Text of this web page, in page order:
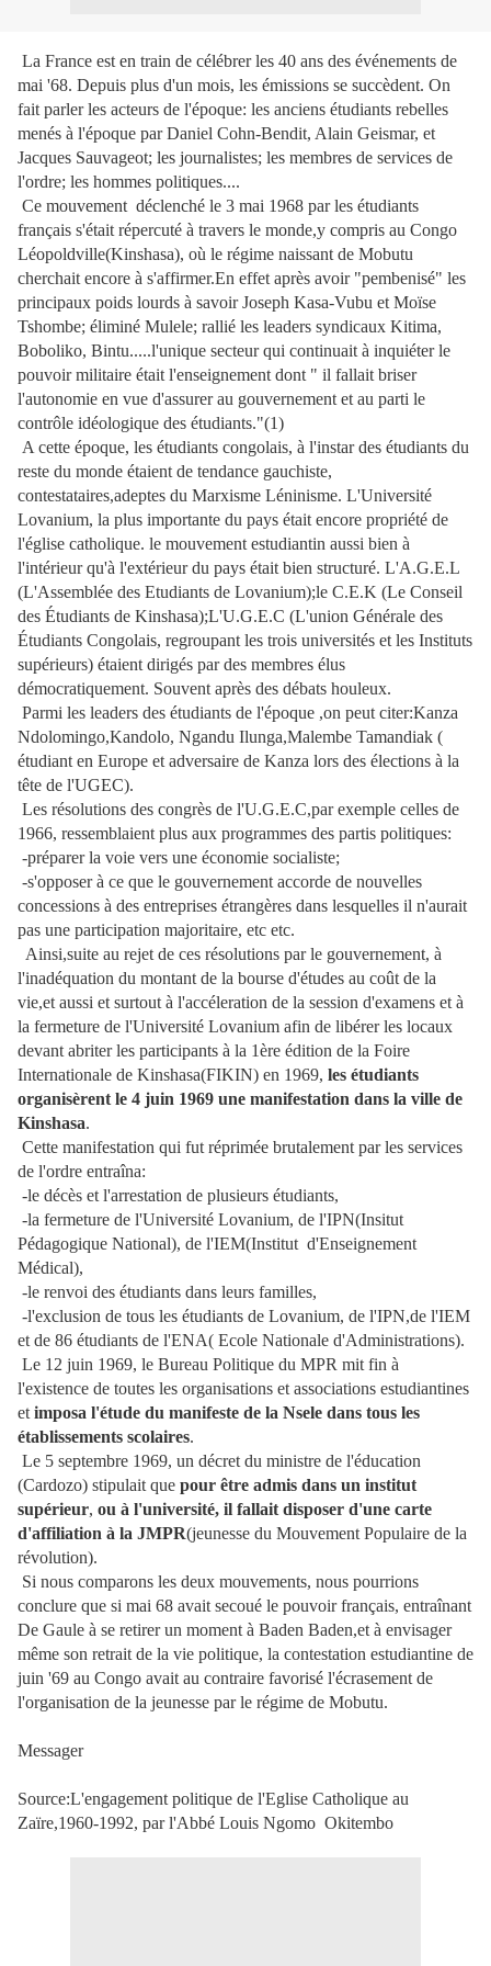
La France est en train de célébrer les 40 ans des événements de
mai '68. Depuis plus d'un mois, les émissions se succèdent. On
fait parler les acteurs de l'époque: les anciens étudiants rebelles
menés à l'époque par Daniel Cohn-Bendit, Alain Geismar, et
Jacques Sauvageot; les journalistes; les membres de services de
l'ordre; les hommes politiques....
Ce mouvement déclenché le 3 mai 1968 par les étudiants
français s'était répercuté à travers le monde,y compris au Congo
Léopoldville(Kinshasa), où le régime naissant de Mobutu
cherchait encore à s'affirmer.En effet après avoir "pembenisé" les
principaux poids lourds à savoir Joseph Kasa-Vubu et Moïse
Tshombe; éliminé Mulele; rallié les leaders syndicaux Kitima,
Boboliko, Bintu.....l'unique secteur qui continuait à inquiéter le
pouvoir militaire était l'enseignement dont " il fallait briser
l'autonomie en vue d'assurer au gouvernement et au parti le
contrôle idéologique des étudiants."(1)
A cette époque, les étudiants congolais, à l'instar des étudiants du
reste du monde étaient de tendance gauchiste,
contestataires,adeptes du Marxisme Léninisme. L'Université
Lovanium, la plus importante du pays était encore propriété de
l'église catholique. le mouvement estudiantin aussi bien à
l'intérieur qu'à l'extérieur du pays était bien structuré. L'A.G.E.L
(L'Assemblée des Etudiants de Lovanium);le C.E.K (Le Conseil
des Étudiants de Kinshasa);L'U.G.E.C (L'union Générale des
Étudiants Congolais, regroupant les trois universités et les Instituts
supérieurs) étaient dirigés par des membres élus
démocratiquement. Souvent après des débats houleux.
Parmi les leaders des étudiants de l'époque ,on peut citer:Kanza
Ndolomingo,Kandolo, Ngandu Ilunga,Malembe Tamandiak (
étudiant en Europe et adversaire de Kanza lors des élections à la
tête de l'UGEC).
Les résolutions des congrès de l'U.G.E.C,par exemple celles de
1966, ressemblaient plus aux programmes des partis politiques:
-préparer la voie vers une économie socialiste;
-s'opposer à ce que le gouvernement accorde de nouvelles
concessions à des entreprises étrangères dans lesquelles il n'aurait
pas une participation majoritaire, etc etc.
Ainsi,suite au rejet de ces résolutions par le gouvernement, à
l'inadéquation du montant de la bourse d'études au coût de la
vie,et aussi et surtout à l'accéleration de la session d'examens et à
la fermeture de l'Université Lovanium afin de libérer les locaux
devant abriter les participants à la 1ère édition de la Foire
Internationale de Kinshasa(FIKIN) en 1969, les étudiants
organisèrent le 4 juin 1969 une manifestation dans la ville de
Kinshasa.
Cette manifestation qui fut réprimée brutalement par les services
de l'ordre entraîna:
-le décès et l'arrestation de plusieurs étudiants,
-la fermeture de l'Université Lovanium, de l'IPN(Insitut
Pédagogique National), de l'IEM(Institut d'Enseignement
Médical),
-le renvoi des étudiants dans leurs familles,
-l'exclusion de tous les étudiants de Lovanium, de l'IPN,de l'IEM
et de 86 étudiants de l'ENA( Ecole Nationale d'Administrations).
Le 12 juin 1969, le Bureau Politique du MPR mit fin à
l'existence de toutes les organisations et associations estudiantines
et imposa l'étude du manifeste de la Nsele dans tous les
établissements scolaires.
Le 5 septembre 1969, un décret du ministre de l'éducation
(Cardozo) stipulait que pour être admis dans un institut
supérieur, ou à l'université, il fallait disposer d'une carte
d'affiliation à la JMPR(jeunesse du Mouvement Populaire de la
révolution).
Si nous comparons les deux mouvements, nous pourrions
conclure que si mai 68 avait secoué le pouvoir français, entraînant
De Gaule à se retirer un moment à Baden Baden,et à envisager
même son retrait de la vie politique, la contestation estudiantine de
juin '69 au Congo avait au contraire favorisé l'écrasement de
l'organisation de la jeunesse par le régime de Mobutu.
Messager
Source:L'engagement politique de l'Eglise Catholique au
Zaïre,1960-1992, par l'Abbé Louis Ngomo Okitembo